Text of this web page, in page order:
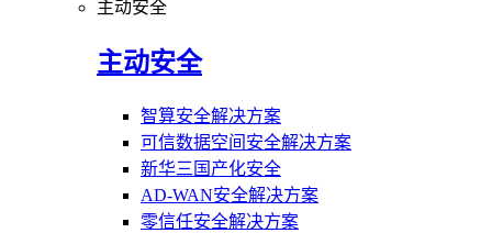
主动安全
主动安全
智算安全解决方案
可信数据空间安全解决方案
新华三国产化安全
AD-WAN安全解决方案
零信任安全解决方案